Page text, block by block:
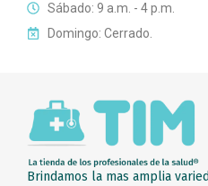
Sábado: 9 a.m. - 4 p.m.
Domingo: Cerrado.
Brindamos la mas amplia